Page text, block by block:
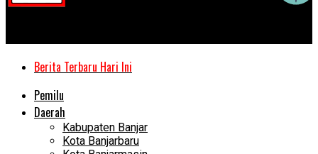
Berita Terbaru Hari Ini
Pemilu
Daerah
Kabupaten Banjar
Kota Banjarbaru